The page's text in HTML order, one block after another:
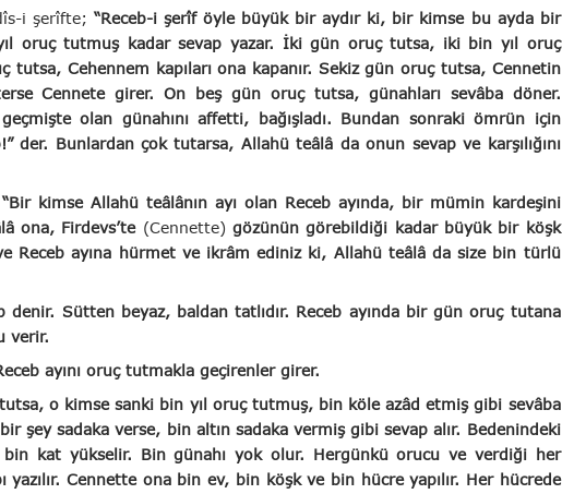
i şerîfte;“Receb-i şerîf öyle büyük bir aydır ki, bir kimse bu ayda bir
oruç tutmuş kadar sevap yazar. İki gün oruç tutsa, iki bin yıl oruç
tutsa, Cehennem kapıları ona kapanır. Sekiz gün oruç tutsa, Cennetin
Cennete girer. On beş gün oruç tutsa, günahları sevâba döner.
olan günahını affetti, bağışladı. Bundan sonraki ömrün için
der. Bunlardan çok tutarsa, Allahü teâlâ da onun sevap ve karşılığını
“Bir kimse Allahü teâlânın ayı olan Receb ayında, bir mümin kardeşini
ona, Firdevs’te (Cennette) gözünün görebildiği kadar büyük bir köşk
Receb ayına hürmet ve ikrâm ediniz ki, Allahü teâlâ da size bin türlü
denir. Sütten beyaz, baldan tatlıdır. Receb ayında bir gün oruç tutana
verir.
ayını oruç tutmakla geçirenler girer.
o kimse sanki bin yıl oruç tutmuş, bin köle azâd etmiş gibi sevâba
şey sadaka verse, bin altın sadaka vermiş gibi sevap alır. Bedenindeki
bin kat yükselir. Bin günahı yok olur. Hergünkü orucu ve verdiği her
yazılır. Cennette ona bin ev, bin köşk ve bin hücre yapılır. Her hücrede